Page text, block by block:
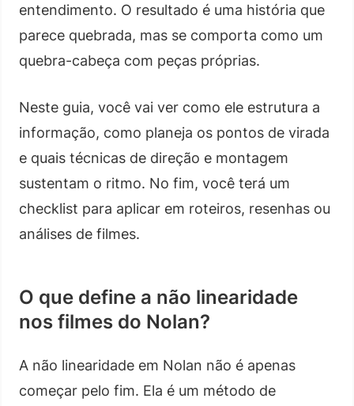
entendimento. O resultado é uma história que
parece quebrada, mas se comporta como um
quebra-cabeça com peças próprias.
Neste guia, você vai ver como ele estrutura a
informação, como planeja os pontos de virada
e quais técnicas de direção e montagem
sustentam o ritmo. No fim, você terá um
checklist para aplicar em roteiros, resenhas ou
análises de filmes.
O que define a não linearidade
nos filmes do Nolan?
A não linearidade em Nolan não é apenas
começar pelo fim. Ela é um método de